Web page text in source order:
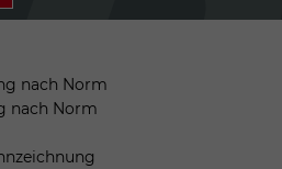
nach Norm
nach Norm